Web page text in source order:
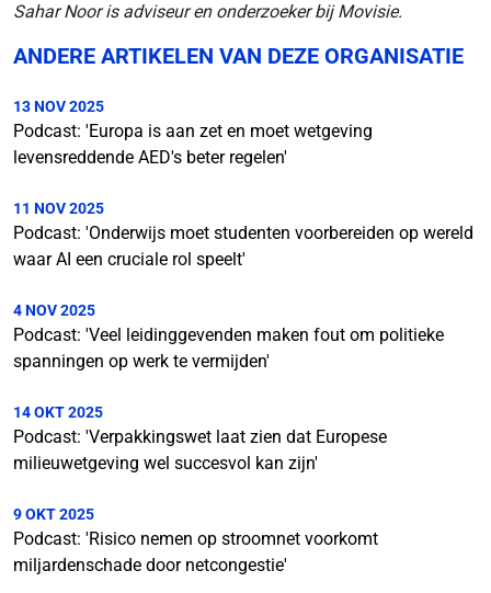
Sahar Noor is adviseur en onderzoeker bij Movisie.
ANDERE ARTIKELEN VAN DEZE ORGANISATIE
13 NOV 2025
Podcast: 'Europa is aan zet en moet wetgeving
levensreddende AED's beter regelen'
11 NOV 2025
Podcast: 'Onderwijs moet studenten voorbereiden op wereld
waar AI een cruciale rol speelt'
4 NOV 2025
Podcast: 'Veel leidinggevenden maken fout om politieke
spanningen op werk te vermijden'
14 OKT 2025
Podcast: 'Verpakkingswet laat zien dat Europese
milieuwetgeving wel succesvol kan zijn'
9 OKT 2025
Podcast: 'Risico nemen op stroomnet voorkomt
miljardenschade door netcongestie'